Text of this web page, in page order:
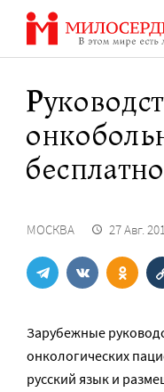
Перейти
содержанию
МОСКВА 27 Авг.
Зарубежные
онкологических
русский язык и